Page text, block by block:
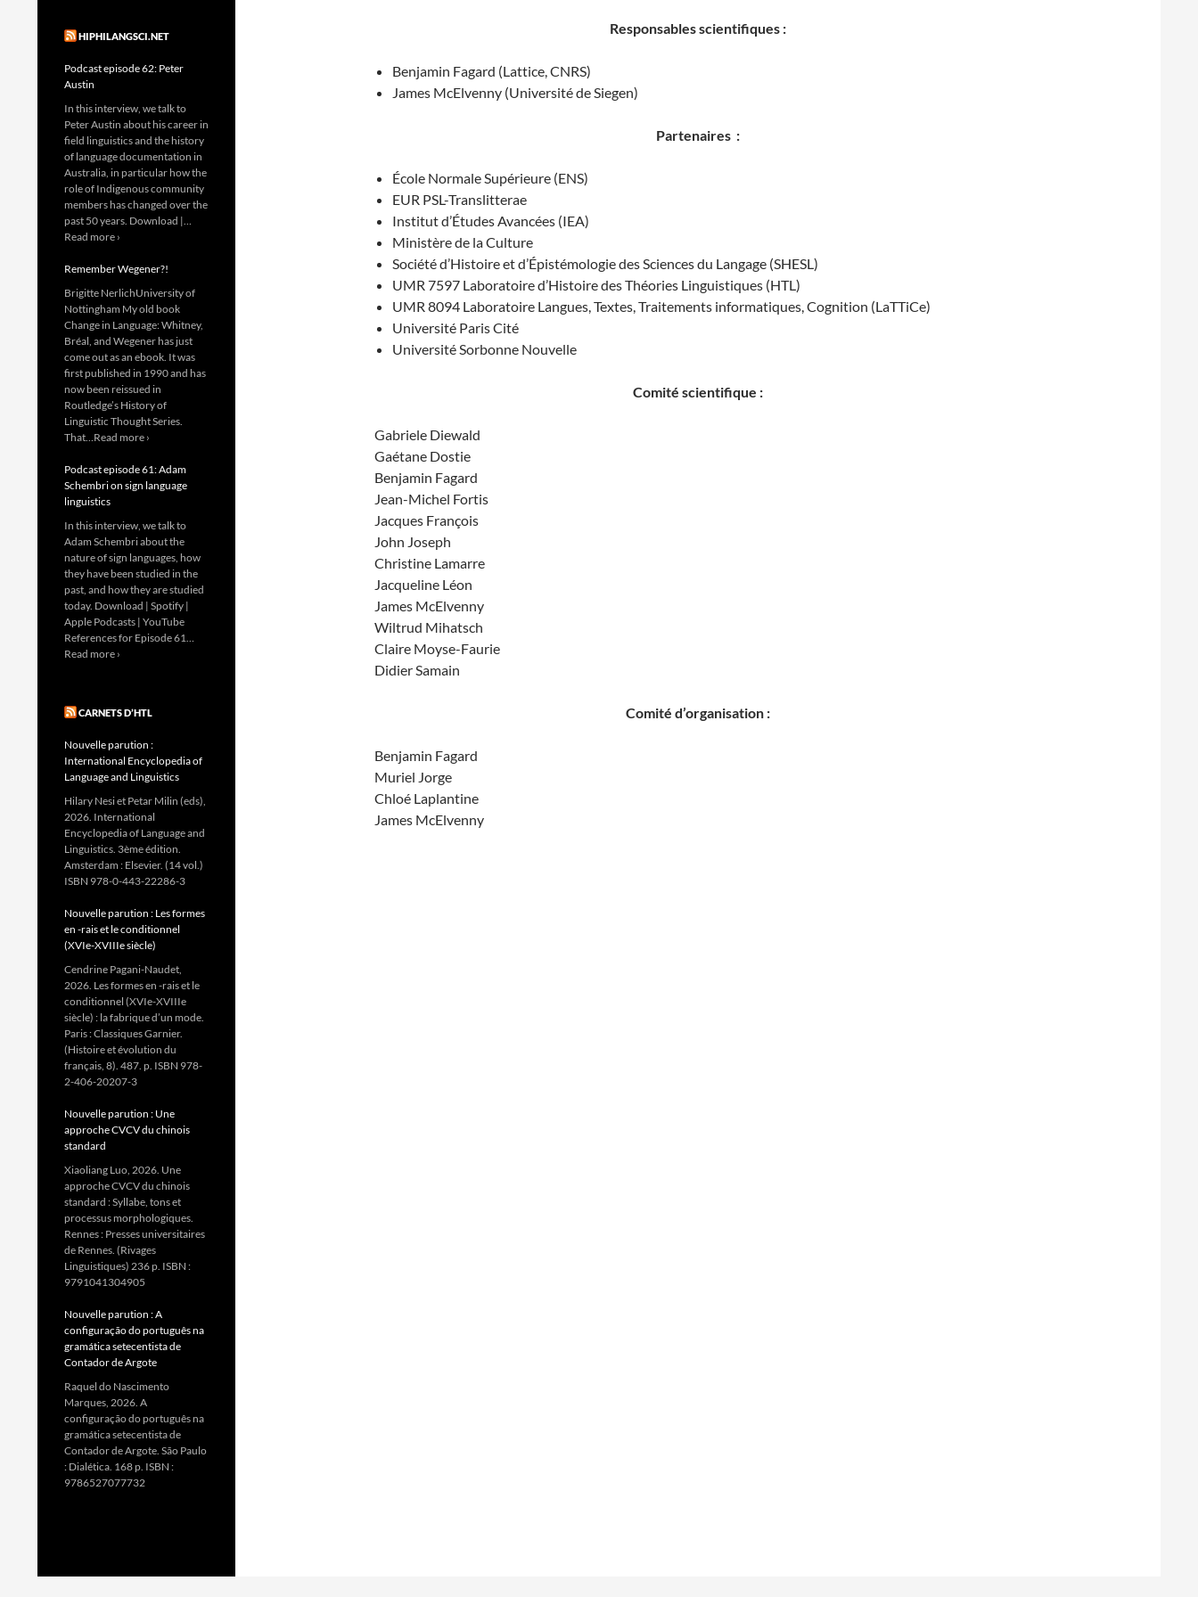
Responsables scientifiques :
Benjamin Fagard (Lattice, CNRS)
James McElvenny (Université de Siegen)
Partenaires :
École Normale Supérieure (ENS)
EUR PSL-Translitterae
Institut d’Études Avancées (IEA)
Ministère de la Culture
Société d’Histoire et d’Épistémologie des Sciences du Langage (SHESL)
UMR 7597 Laboratoire d’Histoire des Théories Linguistiques (HTL)
UMR 8094 Laboratoire Langues, Textes, Traitements informatiques, Cognition (LaTTiCe)
Université Paris Cité
Université Sorbonne Nouvelle
Comité scientifique :
Gabriele Diewald
Gaétane Dostie
Benjamin Fagard
Jean-Michel Fortis
Jacques François
John Joseph
Christine Lamarre
Jacqueline Léon
James McElvenny
Wiltrud Mihatsch
Claire Moyse-Faurie
Didier Samain
Comité d’organisation :
Benjamin Fagard
Muriel Jorge
Chloé Laplantine
James McElvenny
HIPHILANGSCI.NET
Podcast episode 62: Peter
Austin
In this interview, we talk to
Peter Austin about his career in
field linguistics and the history
of language documentation in
Australia, in particular how the
role of Indigenous community
members has changed over the
past 50 years. Download |…
Read more ›
Remember Wegener?!
Brigitte NerlichUniversity of
Nottingham My old book
Change in Language: Whitney,
Bréal, and Wegener has just
come out as an ebook. It was
first published in 1990 and has
now been reissued in
Routledge’s History of
Linguistic Thought Series.
That…Read more ›
Podcast episode 61: Adam
Schembri on sign language
linguistics
In this interview, we talk to
Adam Schembri about the
nature of sign languages, how
they have been studied in the
past, and how they are studied
today. Download | Spotify |
Apple Podcasts | YouTube
References for Episode 61…
Read more ›
CARNETS D’HTL
Nouvelle parution :
International Encyclopedia of
Language and Linguistics
Hilary Nesi et Petar Milin (eds),
2026. International
Encyclopedia of Language and
Linguistics. 3ème édition.
Amsterdam : Elsevier. (14 vol.)
ISBN 978-0-443-22286-3
Nouvelle parution : Les formes
en -rais et le conditionnel
(XVIe-XVIIIe siècle)
Cendrine Pagani-Naudet,
2026. Les formes en -rais et le
conditionnel (XVIe-XVIIIe
siècle) : la fabrique d’un mode.
Paris : Classiques Garnier.
(Histoire et évolution du
français, 8). 487. p. ISBN 978-
2-406-20207-3
Nouvelle parution : Une
approche CVCV du chinois
standard
Xiaoliang Luo, 2026. Une
approche CVCV du chinois
standard : Syllabe, tons et
processus morphologiques.
Rennes : Presses universitaires
de Rennes. (Rivages
Linguistiques) 236 p. ISBN :
9791041304905
Nouvelle parution : A
configuração do português na
gramática setecentista de
Contador de Argote
Raquel do Nascimento
Marques, 2026. A
configuração do português na
gramática setecentista de
Contador de Argote. São Paulo
: Dialética. 168 p. ISBN :
9786527077732